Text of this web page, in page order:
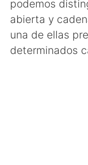
podemos
abierta y
una de ellas
determinados